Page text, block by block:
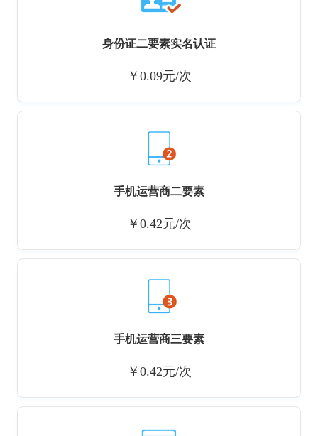
身份证二要素实名认证
￥0.09元/次
手机运营商二要素
￥0.42元/次
手机运营商三要素
￥0.42元/次